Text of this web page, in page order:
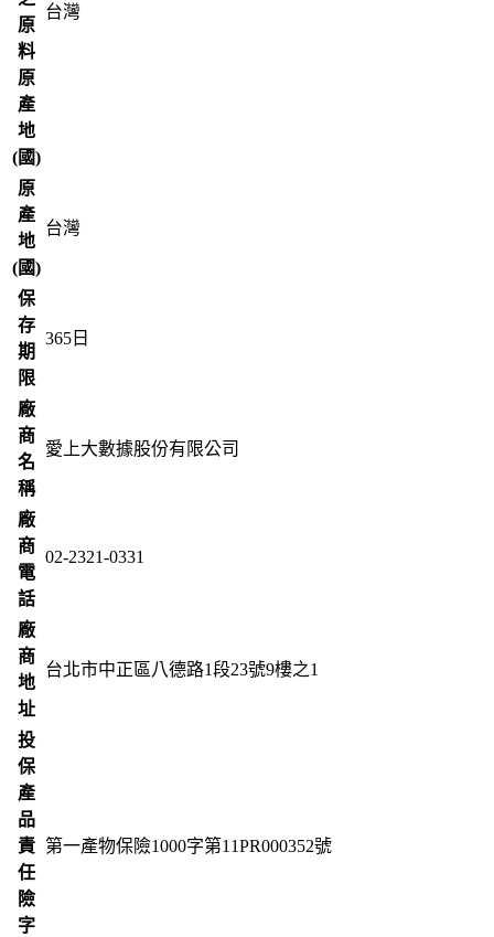
原
料
原
產
地
(國)
台灣
原
產
地
(國)
台灣
保
存
期
限
365 日
廠
商
名
稱
愛上大數據股份有限公司
廠
商
電
話
02-2321-0331
廠
商
地
址
台北市中正區八德路1段23號9樓之1
投
保
產
品
責
任
險
字
第一產物保險1000字第11PR000352號